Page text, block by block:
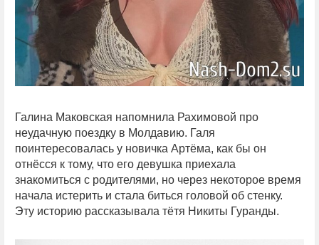
Галина Маковская напомнила Рахимовой про
неудачную поездку в Молдавию. Галя
поинтересовалась у новичка Артёма, как бы он
отнёсся к тому, что его девушка приехала
знакомиться с родителями, но через некоторое время
начала истерить и стала биться головой об стенку.
Эту историю рассказывала тётя Никиты Гуранды.